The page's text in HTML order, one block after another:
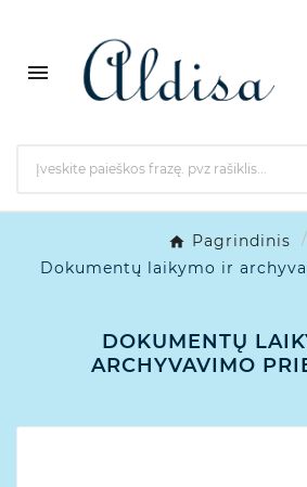

Pagrindinis
Dokumentų laikymo ir
DOKUMENTŲ
ARCHYVAVIMO